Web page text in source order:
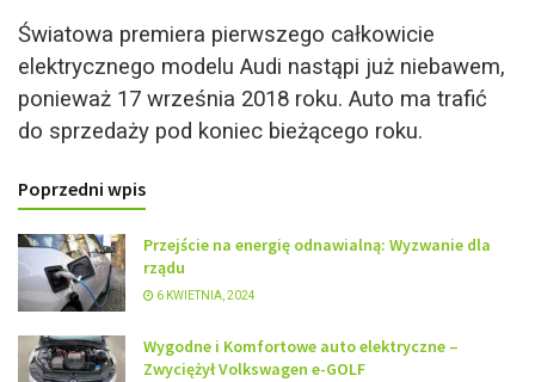
Światowa premiera pierwszego całkowicie
elektrycznego modelu Audi nastąpi już niebawem,
ponieważ 17 września 2018 roku. Auto ma trafić
do sprzedaży pod koniec bieżącego roku.
Poprzedni wpis
Przejście na energię odnawialną: Wyzwanie dla
rządu
6 KWIETNIA, 2024
Wygodne i Komfortowe auto elektryczne –
Zwyciężył Volkswagen e-GOLF